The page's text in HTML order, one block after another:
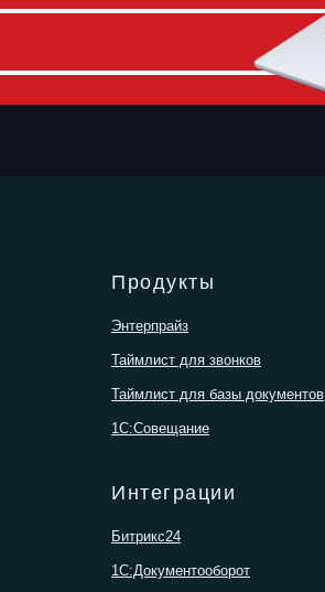
Битрикс24
1С:Документооборот
Интеграции
Таймлист для звонков
Энтерпрайз
1С:Совещание
Таймлист для базы документов
Продукты